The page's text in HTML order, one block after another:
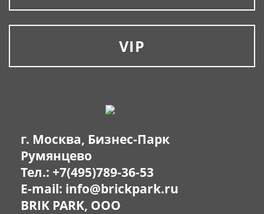
VIP
г. Москва, Бизнес-Парк
Румянцево
Тел.: +7(495)789-36-53
E-mail: info@brickpark.ru
BRIK PARK, OOO